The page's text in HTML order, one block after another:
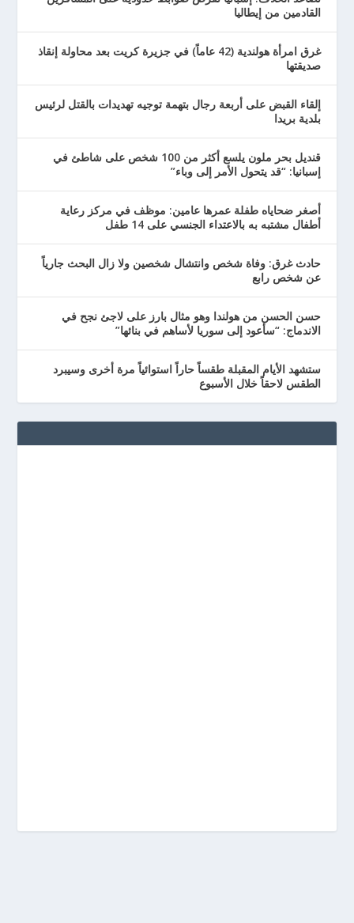
القادمين من إيطاليا
غرق امرأة هولندية (42 عاماً) في جزيرة كريت بعد محاولة إنقاذ
صديقتها
إلقاء القبض على أربعة رجال بتهمة توجيه تهديدات بالقتل لرئيس
بلدية بريدا
قنديل بحر ملون يلسع أكثر من 100 شخص على شاطئ في
إسبانيا: “قد يتحول الأمر إلى وباء”
أصغر ضحاياه طفلة عمرها عامين: موظف في مركز رعاية
أطفال مشتبه به بالاعتداء الجنسي على 14 طفل
حادث غرق: وفاة شخص وانتشال شخصين ولا زال البحث جارياً
عن شخص رابع
حسن الحسن من هولندا وهو مثال بارز على لاجئ نجح في
الاندماج: “سأعود إلى سوريا لأساهم في بنائها”
ستشهد الأيام المقبلة طقساً حاراً استوائياً مرة أخرى وسيبرد
الطقس لاحقاً خلال الأسبوع